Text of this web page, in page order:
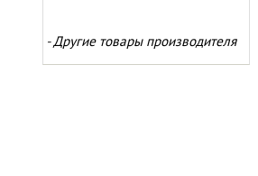
-Другие товары производителя